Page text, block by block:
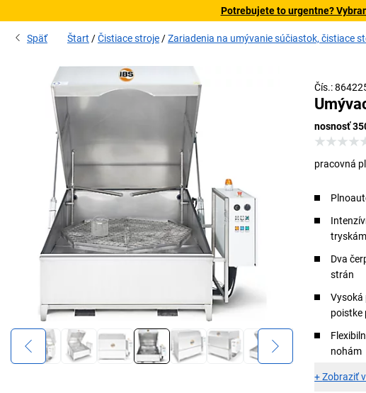
Potrebujete to urgentne?
Späť Štart Čistiace stroje Zariadenia na umývanie súčiastok, čistiace
Čís.:
nosnosť
pracovná
Dva
strán
Vysoká
poistke
nohám
+Zobraziť